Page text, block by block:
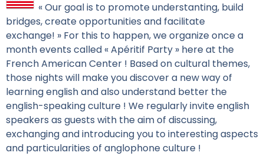
« Our goal is to promote understanting, build
bridges, create opportunities and facilitate
exchange! » For this to happen, we organize once a
month events called « Apéritif Party » here at the
French American Center ! Based on cultural themes,
those nights will make you discover a new way of
learning english and also understand better the
english-speaking culture ! We regularly invite english
speakers as guests with the aim of discussing,
exchanging and introducing you to interesting aspects
and particularities of anglophone culture !